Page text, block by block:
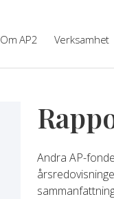
Om AP2 Verksamhet
Andra AP-